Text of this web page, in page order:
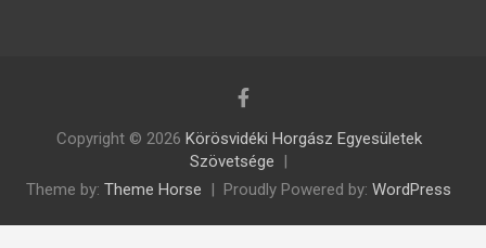
Copyright © 2026 Körösvidéki Horgász Egyesületek
Szövetsége
Theme by: Theme Horse Proudly Powered by: WordPress